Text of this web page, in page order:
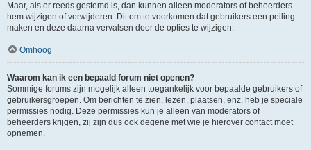
Maar, als er reeds gestemd is, dan kunnen alleen moderators of beheerders
hem wijzigen of verwijderen. Dit om te voorkomen dat gebruikers een peiling
maken en deze daarna vervalsen door de opties te wijzigen.
Omhoog
Waarom kan ik een bepaald forum niet openen?
Sommige forums zijn mogelijk alleen toegankelijk voor bepaalde gebruikers of
gebruikersgroepen. Om berichten te zien, lezen, plaatsen, enz. heb je speciale
permissies nodig. Deze permissies kun je alleen van moderators of
beheerders krijgen, zij zijn dus ook degene met wie je hierover contact moet
opnemen.